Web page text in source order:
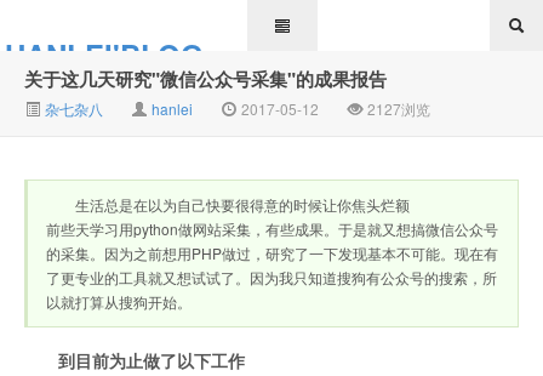
HANLEI'BLOG
关于这几天研究"微信公众号采集"的成果报告
杂七杂八 hanlei 2017-05-12 2127浏览
生活总是在以为自己快要很得意的时候让你焦头烂额
前些天学习用python做网站采集，有些成果。于是就又想搞微信公众号
的采集。因为之前想用PHP做过，研究了一下发现基本不可能。现在有
了更专业的工具就又想试试了。因为我只知道搜狗有公众号的搜索，所
以就打算从搜狗开始。
到目前为止做了以下工作